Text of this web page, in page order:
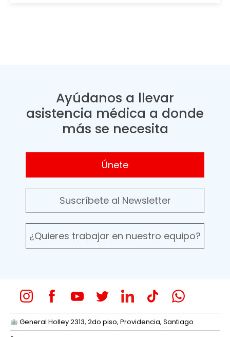
Ayúdanos a llevar
asistencia médica a donde
más se necesita
Únete
Suscríbete al Newsletter
¿Quieres trabajar en nuestro equipo?
General Holley 2313, 2do piso, Providencia, Santiago